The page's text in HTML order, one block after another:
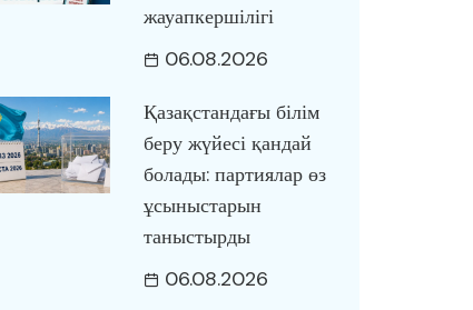
жауапкершілігі
06.08.2026
Қазақстандағы білім
беру жүйесі қандай
болады: партиялар өз
ұсыныстарын
таныстырды
06.08.2026